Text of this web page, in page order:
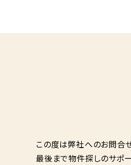
この度は弊社へのお問合
最後まで物件探しのサポー